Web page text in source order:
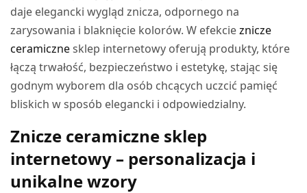
daje elegancki wygląd znicza, odpornego na
zarysowania i blaknięcie kolorów. W efekcieznicze
ceramicznesklep internetowy oferują produkty, które
łączą trwałość, bezpieczeństwo i estetykę, stając się
godnym wyborem dla osób chcących uczcić pamięć
bliskich w sposób elegancki i odpowiedzialny.
Znicze ceramiczne sklep
internetowy – personalizacja i
unikalne wzory